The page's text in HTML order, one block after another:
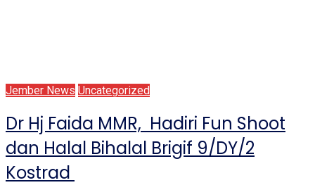
Jember News Uncategorized
Dr Hj Faida MMR, Hadiri Fun Shoot
dan Halal Bihalal Brigif 9/DY/2
Kostrad